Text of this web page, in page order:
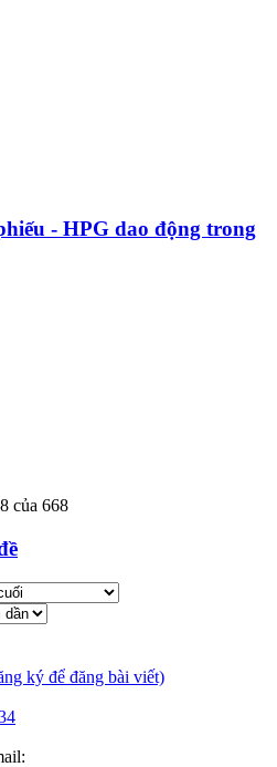
- HPG dao động trong
của 668
ký để đăng bài viết)